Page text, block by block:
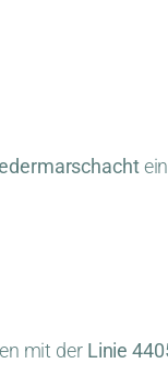
mit der Linie